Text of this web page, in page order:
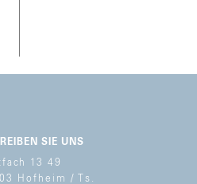
SIE UNS
13 49
Hofheim / Ts.